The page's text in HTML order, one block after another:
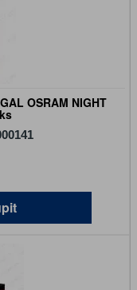
OSRAM NIGHT